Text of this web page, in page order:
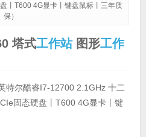
丨T600 4G显卡丨键盘鼠标丨三年质
保）
塔式工作站图形工作
特尔酷睿I7-12700 2.1GHz 十二
固态硬盘丨T600 4G显卡丨键